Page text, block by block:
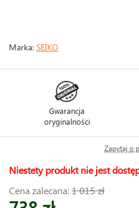
Marka: SEIKO
Gwarancja
oryginalności
Zapytaj o
Niestety produkt nie jest
Cena zalecana:1 015 zł